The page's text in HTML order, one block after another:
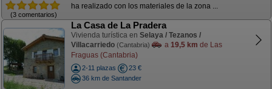
(3 comentarios)
ha realizado con los materiales de la zona ...
La Casa de La Pradera
Vivienda turística en Selaya / Tezanos /
Villacarriedo (Cantabria) a 19,5 km de Las
Fraguas (Cantabria)
2-11 plazas
23 €
36 km de Santander